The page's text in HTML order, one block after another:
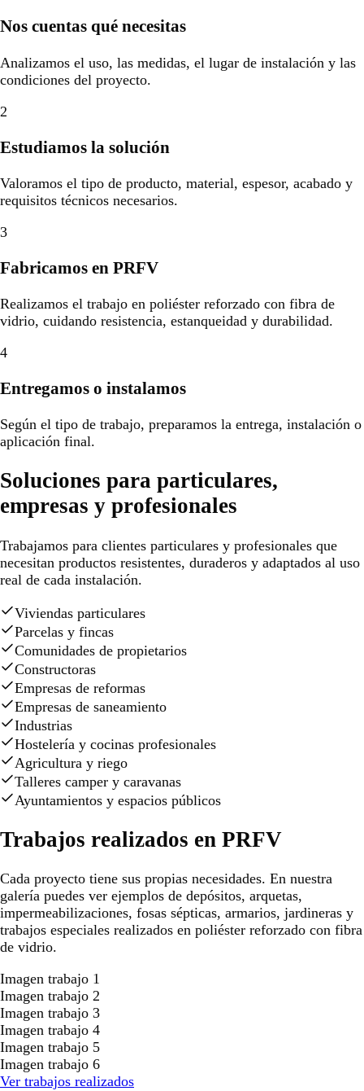
Nos cuentas qué necesitas
Analizamos el uso, las medidas, el lugar de instalación y las
condiciones del proyecto.
2
Estudiamos la solución
Valoramos el tipo de producto, material, espesor, acabado y
requisitos técnicos necesarios.
3
Fabricamos en PRFV
Realizamos el trabajo en poliéster reforzado con fibra de
vidrio, cuidando resistencia, estanqueidad y durabilidad.
4
Entregamos o instalamos
Según el tipo de trabajo, preparamos la entrega, instalación o
aplicación final.
Soluciones para particulares,
empresas y profesionales
Trabajamos para clientes particulares y profesionales que
necesitan productos resistentes, duraderos y adaptados al uso
real de cada instalación.
Viviendas particulares
Parcelas y fincas
Comunidades de propietarios
Constructoras
Empresas de reformas
Empresas de saneamiento
Industrias
Hostelería y cocinas profesionales
Agricultura y riego
Talleres camper y caravanas
Ayuntamientos y espacios públicos
Trabajos realizados en PRFV
Cada proyecto tiene sus propias necesidades. En nuestra
galería puedes ver ejemplos de depósitos, arquetas,
impermeabilizaciones, fosas sépticas, armarios, jardineras y
trabajos especiales realizados en poliéster reforzado con fibra
de vidrio.
Imagen trabajo 1
Imagen trabajo 2
Imagen trabajo 3
Imagen trabajo 4
Imagen trabajo 5
Imagen trabajo 6
Ver trabajos realizados